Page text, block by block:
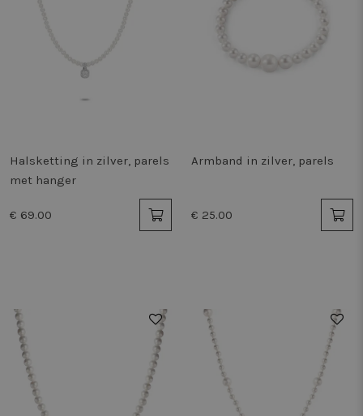
Halsketting in zilver, parels
met hanger
€ 69.00
Armband in zilver, parels
€ 25.00